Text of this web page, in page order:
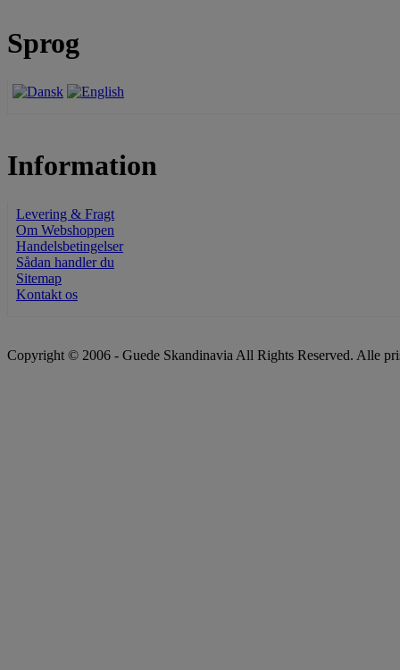
Sprog
Information
Levering & Fragt
Om Webshoppen
Handelsbetingelser
Sådan handler du
Sitemap
Kontakt os
Copyright © 2006 - Guede Skandinavia All Rights Reserved. Alle